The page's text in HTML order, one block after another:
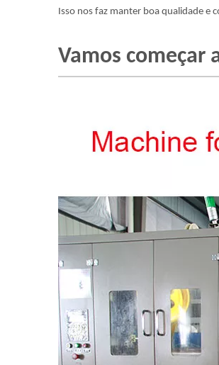
Isso nos faz manter boa qualidade e
Vamos começar